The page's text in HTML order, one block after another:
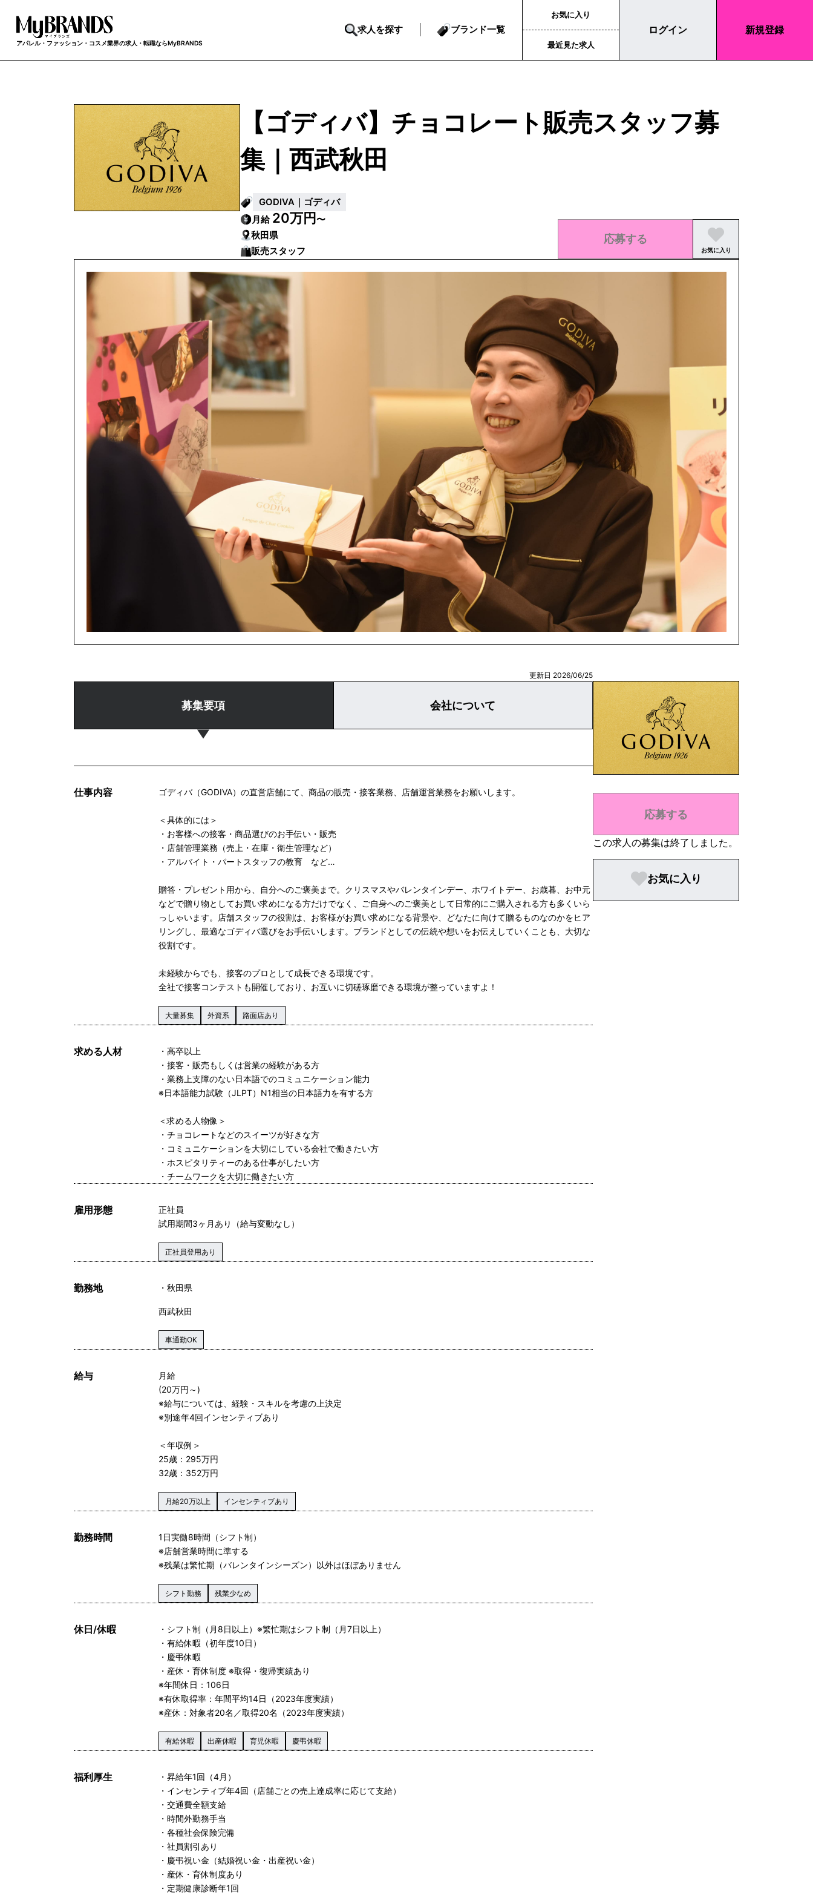
アパレル・ファッション・コスメ業界の求人・転職ならMyBRANDS
求人を探す ブランド一覧
お気に入り
最近見た求人
ログイン 新規登録
【ゴディバ】チョコレート販売スタッフ募
集｜西武秋田
GODIVA｜ゴディバ
月給 20万円〜
秋田県
販売スタッフ
応募する
お気に入り
更新日 2026/06/25
募集要項 会社について
仕事内容 ゴディバ（GODIVA）の直営店舗にて、商品の販売・接客業務、店舗運営業務をお願いします。
＜具体的には＞
・お客様への接客・商品選びのお手伝い・販売
・店舗管理業務（売上・在庫・衛生管理など）
・アルバイト・パートスタッフの教育 など…
贈答・プレゼント用から、自分へのご褒美まで。クリスマスやバレンタインデー、ホワイトデー、お歳暮、お中元
などで贈り物としてお買い求めになる方だけでなく、ご自身へのご褒美として日常的にご購入される方も多くいら
っしゃいます。店舗スタッフの役割は、お客様がお買い求めになる背景や、どなたに向けて贈るものなのかをヒア
リングし、最適なゴディバ選びをお手伝いします。ブランドとしての伝統や想いをお伝えしていくことも、大切な
役割です。
未経験からでも、接客のプロとして成長できる環境です。
全社で接客コンテストも開催しており、お互いに切磋琢磨できる環境が整っていますよ！
大量募集 外資系 路面店あり
求める人材
・高卒以上
・接客・販売もしくは営業の経験がある方
・業務上支障のない日本語でのコミュニケーション能力
※日本語能力試験（JLPT）N1相当の日本語力を有する方
＜求める人物像＞
・チョコレートなどのスイーツが好きな方
・コミュニケーションを大切にしている会社で働きたい方
・ホスピタリティーのある仕事がしたい方
・チームワークを大切に働きたい方
雇用形態
正社員
試用期間3ヶ月あり（給与変動なし）
正社員登用あり
勤務地 秋田県
西武秋田
車通勤OK
給与
月給
(20万円～)
※給与については、経験・スキルを考慮の上決定
※別途年4回インセンティブあり
＜年収例＞
25歳：295万円
32歳：352万円
月給20万以上 インセンティブあり
勤務時間
1日実働8時間（シフト制）
※店舗営業時間に準する
※残業は繁忙期（バレンタインシーズン）以外はほぼありません
シフト勤務 残業少なめ
休日/休暇
・シフト制（月8日以上）※繁忙期はシフト制（月7日以上）
・有給休暇（初年度10日）
・慶弔休暇
・産休・育休制度 ※取得・復帰実績あり
※年間休日：106日
※有休取得率：年間平均14日（2023年度実績）
※産休：対象者20名／取得20名（2023年度実績）
有給休暇 出産休暇 育児休暇 慶弔休暇
福利厚生
・昇給年1回（4月）
・インセンティブ年4回（店舗ごとの売上達成率に応じて支給）
・交通費全額支給
・時間外勤務手当
・各種社会保険完備
・社員割引あり
・慶弔祝い金（結婚祝い金・出産祝い金）
・産休・育休制度あり
・定期健康診断年1回
応募する
この求人の募集は終了しました。
お気に入り